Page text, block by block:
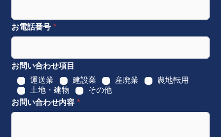
お電話番号*
お問い合わせ項目
運送業
建設業 産廃業
農地転用
土地・建物
その他
お問い合わせ内容*